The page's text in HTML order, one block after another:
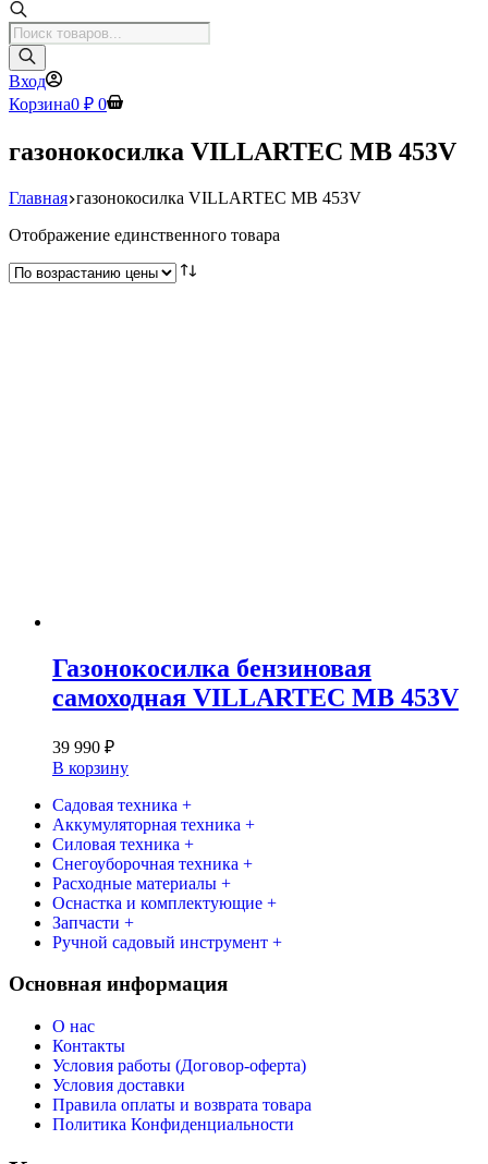
Поиск
товаров
Вход
Корзина0 ₽ 0
газонокосилка VILLARTEC MB 453V
Главная газонокосилка VILLARTEC MB 453V
Отображение единственного товара
Газонокосилка бензиновая
самоходная VILLARTEC MB 453V
39 990 ₽
В корзину
Садовая техника +
Аккумуляторная техника +
Силовая техника +
Снегоуборочная техника +
Расходные материалы +
Оснастка и комплектующие +
Запчасти +
Ручной садовый инструмент +
Основная информация
О нас
Контакты
Условия работы (Договор-оферта)
Условия доставки
Правила оплаты и возврата товара
Политика Конфиденциальности